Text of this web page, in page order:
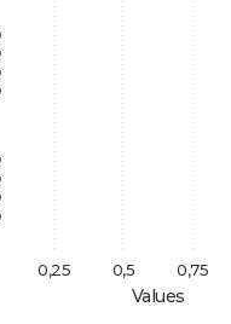
Values
0,25 0,5 0,75